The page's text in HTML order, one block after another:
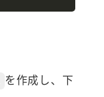
を作成し、下